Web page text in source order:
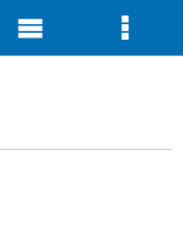
Menu
Menu